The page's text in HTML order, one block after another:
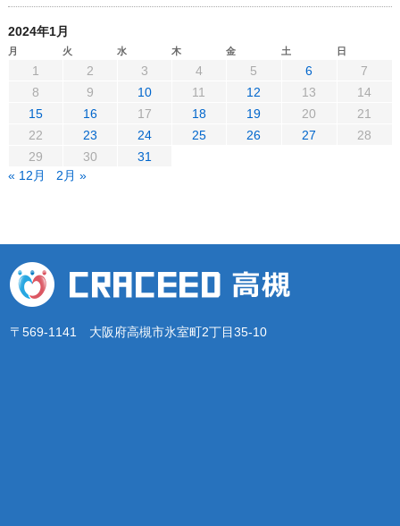
2024年1月
月 火 水 木 金 土 日
1 2 3 4 5 6
7
8
9 10 11 12 13
14
15
16 17 18 19 20
21
22
23 24 25 26 27
28
29
30
31
« 12月
2月 »
〒569-1141 大阪府高槻市氷室町2丁目35-10